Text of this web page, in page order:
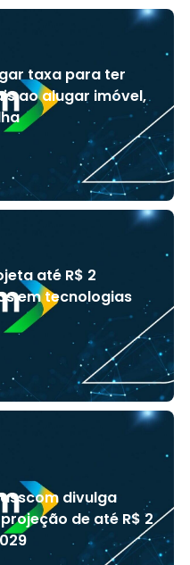
taxa para ter
ao alugar imóvel,
até R$ 2
em tecnologias
divulga
de até R$ 2